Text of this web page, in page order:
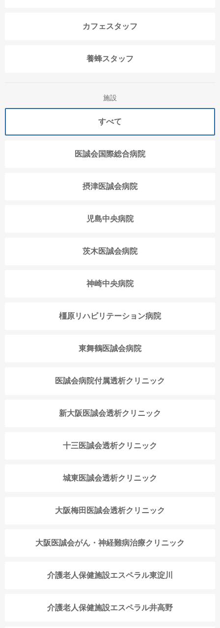
カフェスタッフ
養蜂スタッフ
施設
すべて
医誠会国際総合病院
摂津医誠会病院
児島中央病院
茨木医誠会病院
神崎中央病院
橿原リハビリテーション病院
東舞鶴医誠会病院
医誠会病院付属透析クリニック
新大阪医誠会透析クリニック
十三医誠会透析クリニック
城東医誠会透析クリニック
大阪梅田医誠会透析クリニック
大阪医誠会がん・神経難病治療クリニック
介護老人保健施設エスペラル東淀川
介護老人保健施設エスペラル井高野